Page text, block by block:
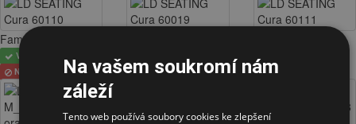
Fame
VYBRÁNO
NELZE
NELZE
NELZE
Na vašem soukromí nám
záleží
Tento web používá soubory cookies ke zlepšení